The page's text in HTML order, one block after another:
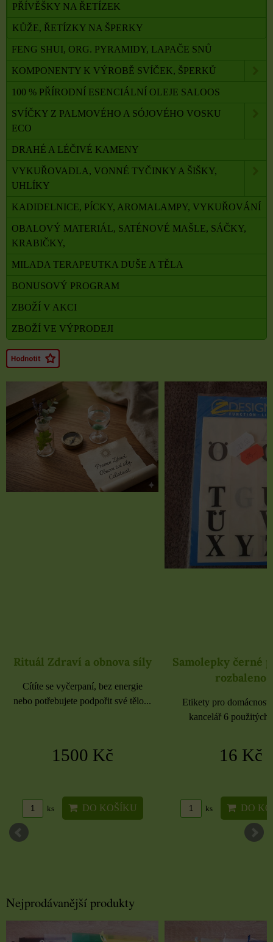
PŘÍVĚŠKY NA ŘETÍZEK
KŮŽE, ŘETÍZKY NA ŠPERKY
FENG SHUI, ORG. PYRAMIDY, LAPAČE SNŮ
KOMPONENTY K VÝROBĚ SVÍČEK, ŠPERKŮ
100 % PŘÍRODNÍ ESENCIÁLNÍ OLEJE SALOOS
SVÍČKY Z PALMOVÉHO A SÓJOVÉHO VOSKU
ECO
DRAHÉ A LÉČIVÉ KAMENY
VYKUŘOVADLA, VONNÉ TYČINKY A ŠIŠKY,
UHLÍKY
KADIDELNICE, PÍCKY, AROMALAMPY, VYKUŘOVÁNÍ
OBALOVÝ MATERIÁL, SATÉNOVÉ MAŠLE, SÁČKY,
KRABIČKY,
MILADA TERAPEUTKA DUŠE A TĚLA
BONUSOVÝ PROGRAM
ZBOŽÍ V AKCI
ZBOŽÍ VE VÝPRODEJI
Rituál Zdraví a obnova síly
Cítíte se vyčerpaní, bez energie
nebo potřebujete podpořit své tělo...
1500 Kč
ks DO KOŠÍKU
Samolepky černé
rozbaleno
Etikety pro
kancelář 6 použitých
16 Kč
ks DO
Nejprodávanější produkty